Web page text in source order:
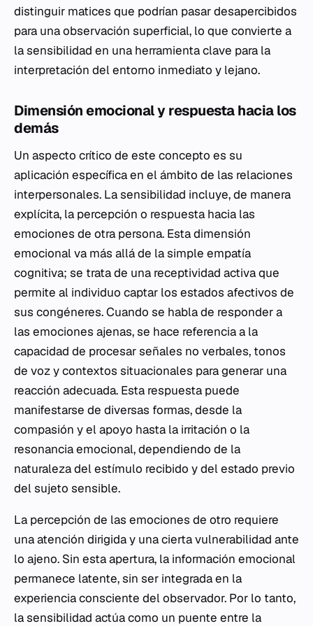
distinguir matices que podrían pasar desapercibidos
para una observación superficial, lo que convierte a
la sensibilidad en una herramienta clave para la
interpretación del entorno inmediato y lejano.
Dimensión emocional y respuesta hacia los
demás
Un aspecto crítico de este concepto es su
aplicación específica en el ámbito de las relaciones
interpersonales. La sensibilidad incluye, de manera
explícita, la percepción o respuesta hacia las
emociones de otra persona. Esta dimensión
emocional va más allá de la simple empatía
cognitiva; se trata de una receptividad activa que
permite al individuo captar los estados afectivos de
sus congéneres. Cuando se habla de responder a
las emociones ajenas, se hace referencia a la
capacidad de procesar señales no verbales, tonos
de voz y contextos situacionales para generar una
reacción adecuada. Esta respuesta puede
manifestarse de diversas formas, desde la
compasión y el apoyo hasta la irritación o la
resonancia emocional, dependiendo de la
naturaleza del estímulo recibido y del estado previo
del sujeto sensible.
La percepción de las emociones de otro requiere
una atención dirigida y una cierta vulnerabilidad ante
lo ajeno. Sin esta apertura, la información emocional
permanece latente, sin ser integrada en la
experiencia consciente del observador. Por lo tanto,
la sensibilidad actúa como un puente entre la